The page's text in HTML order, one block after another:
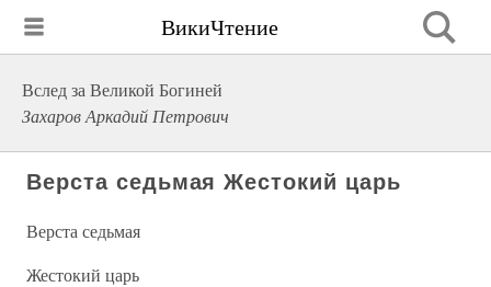
ВикиЧтение
Вслед за Великой Богиней
Захаров Аркадий Петрович
Верста седьмая Жестокий царь
Верста седьмая
Жестокий царь